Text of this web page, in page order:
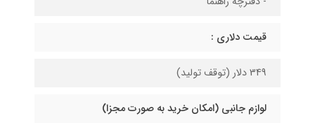
قیمت دلاری :
349 دلار (توقف تولید)
لوازم جانبی (امکان خرید به صورت مجزا)